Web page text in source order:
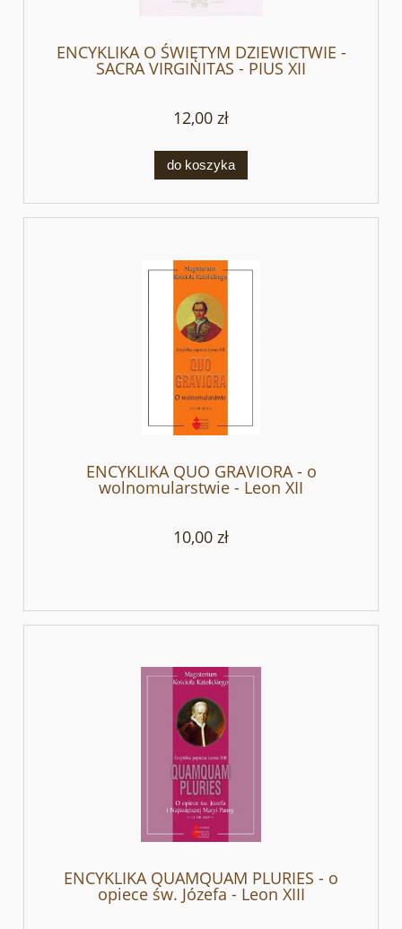
ENCYKLIKA O ŚWIĘTYM DZIEWICTWIE -
SACRA VIRGINITAS - PIUS XII
12,00 zł
do koszyka
ENCYKLIKA QUO GRAVIORA - o
wolnomularstwie - Leon XII
10,00 zł
ENCYKLIKA QUAMQUAM PLURIES - o
opiece św. Józefa - Leon XIII